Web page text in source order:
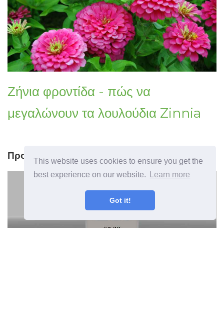
This website uses cookies to ensure you get the
best experience on our website.
Learn more
Got it!
Ζήνια φροντίδα - πώς να
μεγαλώνουν τα λουλούδια Zinnia
Προηγούμενο άρθρο